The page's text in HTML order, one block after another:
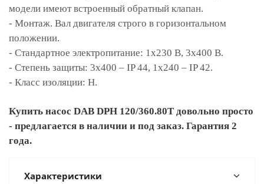
модели имеют встроенный обратный клапан.
- Монтаж. Вал двигателя строго в горизонтальном
положении.
- Стандартное электропитание: 1x230 В, 3x400 В.
- Степень защиты: 3х400 – IP 44, 1х240 – IP 42.
- Класс изоляции: H.
Купить насос DAB DPH 120/360.80T довольно просто
- предлагается в наличии и под заказ. Гарантия 2
года.
Характеристики